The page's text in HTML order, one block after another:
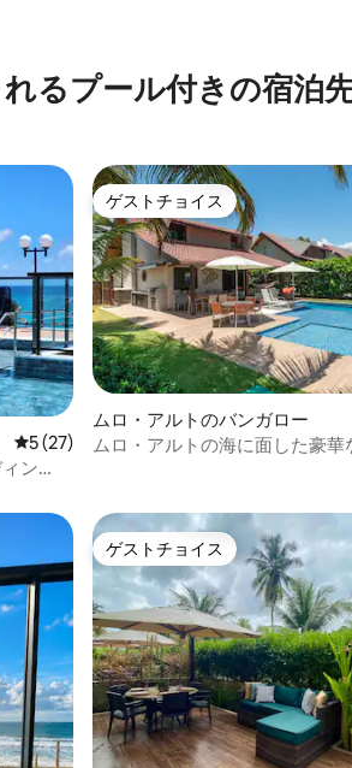
るプール付きの宿泊
レビュー27件、5つ星中5つ星の平均評価
5 (27)
ン
ゲストチョイス
ゲストチョイス
ムロ・アルトのバンガロー
ムロ・アルトの海に面した豪華
ゲストチョイス
ゲストチョイス